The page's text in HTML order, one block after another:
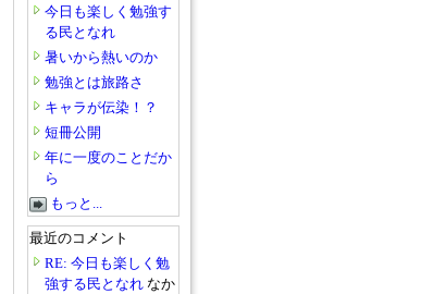
今日も楽しく勉強す
る民となれ
暑いから熱いのか
勉強とは旅路さ
キャラが伝染！？
短冊公開
年に一度のことだか
ら
もっと...
最近のコメント
RE: 今日も楽しく勉
強する民となれ なか